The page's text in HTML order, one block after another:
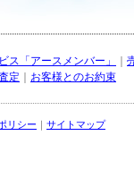
ス「アースメンバー」
定 お客様とのお約束
リシー サイトマップ